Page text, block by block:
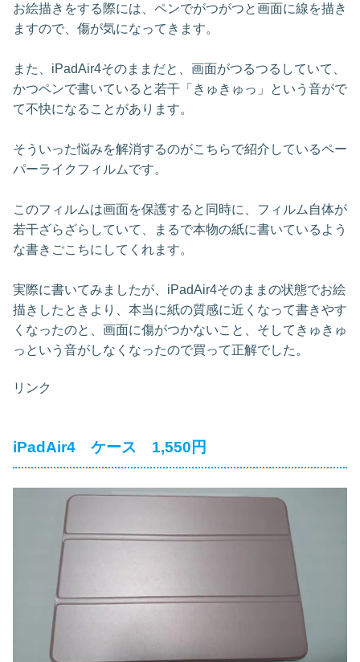
お絵描きをする際には、ペンでがつがつと画面に線を描き
ますので、傷が気になってきます。
また、iPadAir4そのままだと、画面がつるつるしていて、
かつペンで書いていると若干「きゅきゅっ」という音がで
て不快になることがあります。
そういった悩みを解消するのがこちらで紹介しているペー
パーライクフィルムです。
このフィルムは画面を保護すると同時に、フィルム自体が
若干ざらざらしていて、まるで本物の紙に書いているよう
な書きごこちにしてくれます。
実際に書いてみましたが、iPadAir4そのままの状態でお絵
描きしたときより、本当に紙の質感に近くなって書きやす
くなったのと、画面に傷がつかないこと、そしてきゅきゅ
っという音がしなくなったので買って正解でした。
リンク
iPadAir4 ケース 1,550円